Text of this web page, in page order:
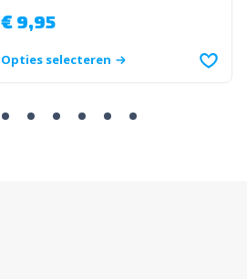
€9,95
Opties selecteren